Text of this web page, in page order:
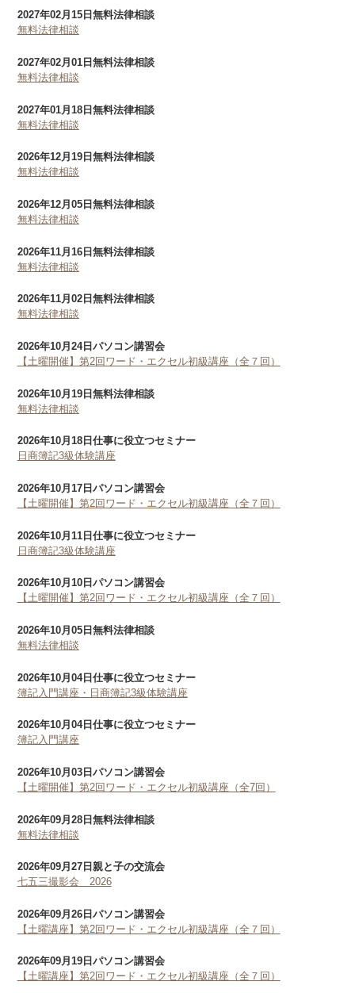
2027年02月15日 無料法律相談
無料法律相談
2027年02月01日 無料法律相談
無料法律相談
2027年01月18日無料法律相談
無料法律相談
2026年12月19日 無料法律相談
無料法律相談
2026年12月05日 無料法律相談
無料法律相談
2026年11月16日無料法律相談
無料法律相談
2026年11月02日 無料法律相談
無料法律相談
2026年10月24日 パソコン講習会
【土曜開催】第2回ワード・エクセル初級講座（全７回）
2026年10月19日無料法律相談
無料法律相談
2026年10月18日 仕事に役立つセミナー
日商簿記3級体験講座
2026年10月17日 パソコン講習会
【土曜開催】第2回ワード・エクセル初級講座（全７回）
2026年10月11日仕事に役立つセミナー
日商簿記3級体験講座
2026年10月10日 パソコン講習会
【土曜開催】第2回ワード・エクセル初級講座（全７回）
2026年10月05日 無料法律相談
無料法律相談
2026年10月04日仕事に役立つセミナー
簿記入門講座・日商簿記3級体験講座
2026年10月04日 仕事に役立つセミナー
簿記入門講座
2026年10月03日 パソコン講習会
【土曜開催】第2回ワード・エクセル初級講座（全7回）
2026年09月28日無料法律相談
無料法律相談
2026年09月27日 親と子の交流会
七五三撮影会 2026
2026年09月26日 パソコン講習会
【土曜講座】第2回ワード・エクセル初級講座（全７回）
2026年09月19日 パソコン講習会
【土曜講座】第2回ワード・エクセル初級講座（全７回）